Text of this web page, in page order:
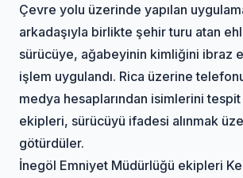
Çevre yolu üzerinde yapılan
arkadaşıyla birlikte şehir turu atan
sürücüye, ağabeyinin kimliğini ibraz
işlem uygulandı. Rica üzerine
medya hesaplarından isimlerini
ekipleri, sürücüyü ifadesi alınmak
götürdüler.
İnegöl Emniyet Müdürlüğü ekipleri